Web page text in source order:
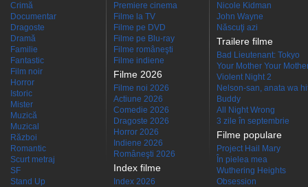
Crimă
Documentar
Dragoste
Dramă
Familie
Fantastic
Film noir
Horror
Istoric
Mister
Muzică
Muzical
Război
Romantic
Scurt metraj
SF
Stand Up
Premiere cinema
Filme la TV
Filme pe DVD
Filme pe Blu-ray
Filme româneşti
Filme indiene
Filme 2026
Filme noi 2026
Actiune 2026
Comedie 2026
Dragoste 2026
Horror 2026
Indiene 2026
Româneşti 2026
Index filme
Index 2026
Nicole Kidman
John Wayne
Născuţi azi
Trailere filme
Bad Lieutenant: Tokyo
Your Mother Your
Violent Night 2
Nelson-san, anata wa
Buddy
All Night Wrong
3 zile în septembrie
Filme populare
Project Hail Mary
În pielea mea
Wuthering Heights
Obsession